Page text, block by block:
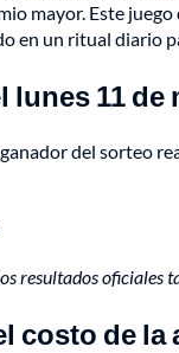
mayor. Este
en un ritual diario
lunes 11 de
del sorteo
resultados
costo de la